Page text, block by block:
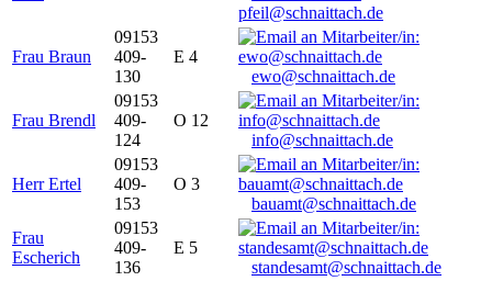
pfeil@schnaittach.de
Frau Braun
09153
409-
130
E 4
ewo@schnaittach.de
Frau Brendl
09153
409-
124
O 12
info@schnaittach.de
Herr Ertel
09153
409-
153
O 3
bauamt@schnaittach.de
Frau
Escherich
09153
409-
136
E 5
standesamt@schnaittach.de